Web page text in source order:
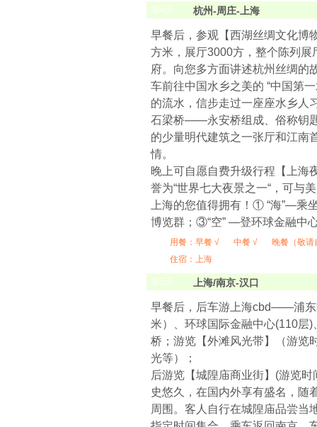
第4天 杭州-周庄-上海
早餐后，参观【西湖丝绸文化博
方米，展厅3000方，整个陈列
府。向您多方面讲述杭州丝绸的
车前往中国水乡之美的 “中国第
的流水，信步走过一座座水乡
石梁桥——永安桥组成、俗称钥
的少量明代建筑之一张厅和江南
情。
晚上可自愿自费升级行程【上
誉为“世界七大夜景之一“，可与
上海的您值得拥有！① “海”—乘
博览群；③“空” —登环球金融中
用餐： 早餐 √ 中餐 √
晚餐（敬请
住宿：上海
第5天 上海/南京-汉口
早餐后，后车游上海cbd——浦
米）、环球国际金融中心(110
桥；游览【外滩风光带】（游览
光等）；
后游览【城隍庙商业街】(游览
史悠久，在国内外享有盛名，随
周围。客人自行在城隍庙品尝当